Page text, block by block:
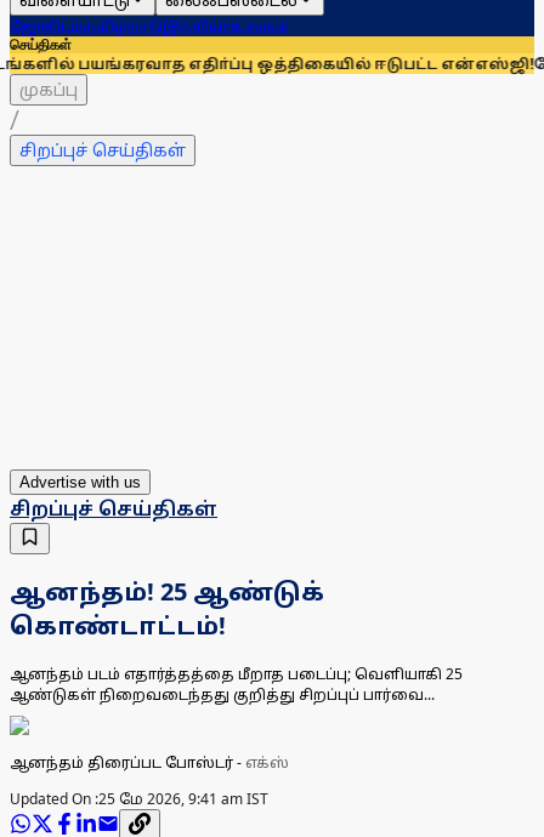
ஜோதிடம்தமிழ்நாடுஇந்தியாஉலகம்
செய்திகள்
எதிா்ப்பு ஒத்திகையில் ஈடுபட்ட என்எஸ்ஜி!மேற்கு
முகப்பு
/
சிறப்புச் செய்திகள்
Advertise with us
சிறப்புச் செய்திகள்
ஆனந்தம்! 25 ஆண்டுக்
கொண்டாட்டம்!
ஆனந்தம் படம் எதார்த்தத்தை மீறாத படைப்பு; வெளியாகி 25
ஆண்டுகள் நிறைவடைந்தது குறித்து சிறப்புப் பார்வை...
ஆனந்தம் திரைப்பட போஸ்டர்- எக்ஸ்
Updated On :25 மே 2026, 9:41 am IST